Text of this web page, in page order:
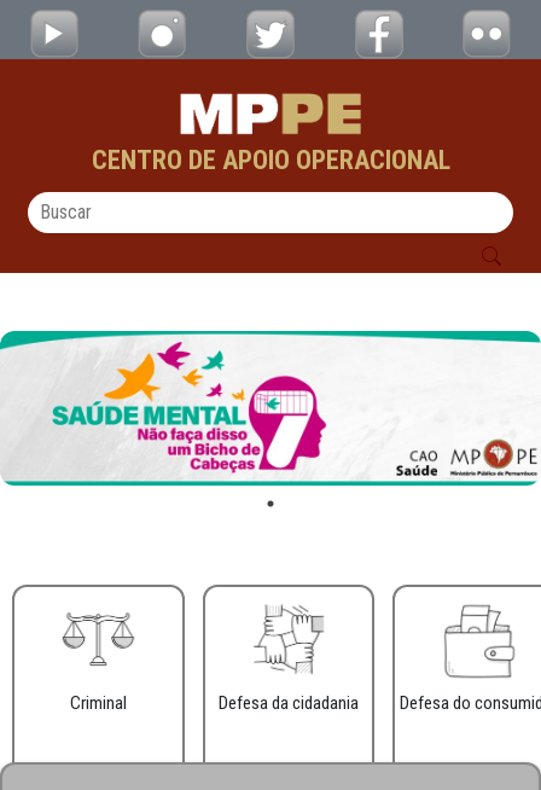
Skip to Main Content
Apresentação - CAOs
CENTRO DE APOIO OPERACIONAL
Criminal Defesa da cidadania Defesa do